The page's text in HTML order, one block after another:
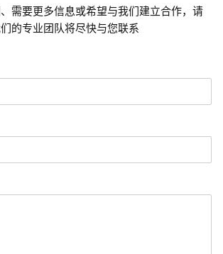
需要更多信息或希望与我们建立合作，请
的专业团队将尽快与您联系